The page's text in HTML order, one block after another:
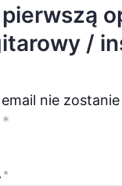
/
nie
*
*